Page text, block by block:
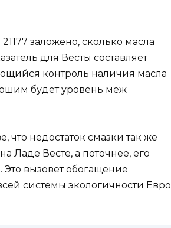
заложено, сколько масла
для Весты составляет
контроль наличия масла
будет уровень меж
что недостаток смазки так же
Ладе Весте, а поточнее, его
Это вызовет обогащение
системы экологичности Евро